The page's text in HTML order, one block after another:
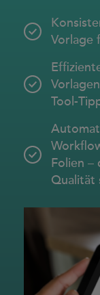
b2b marketing
seeding
ux und
about us
references
case studies
Vorlage
Tool-
Folien –
Qualität